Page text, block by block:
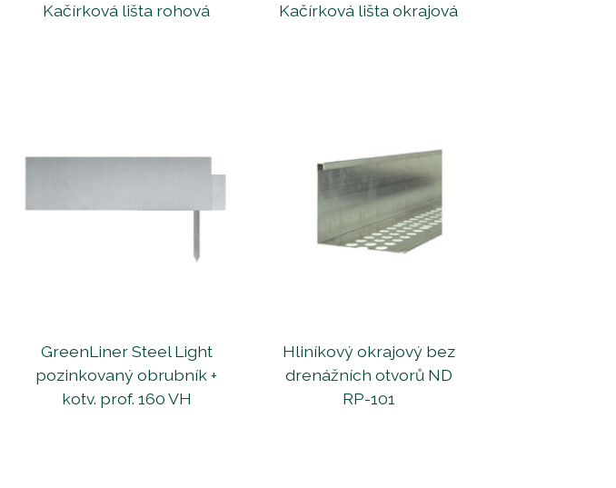
Kačírková lišta rohová Kačírková lišta okrajová
GreenLiner Steel Light
pozinkovaný obrubník +
kotv. prof. 160 VH
Hliníkový okrajový bez
drenážních otvorů ND
RP-101